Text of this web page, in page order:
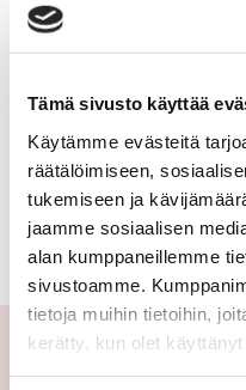
Tämä sivusto käyttää
Käytämme evästeitä
räätälöimiseen,
tukemiseen ja
jaamme sosiaalisen
alan kumppaneillemme
sivustoamme.
tietoja muihin tietoihin,
kerätty, kun olet käyttänyt
kerrostalo,
luhtitalo,
rivitalo,
paritalo,
puutalo-
osake,
omakotitalo,
erillistalo,
maatila
VÄÄTÄISENTIE 2
Suomi Juva
Kerrostalo
1h, kk, alk, kph